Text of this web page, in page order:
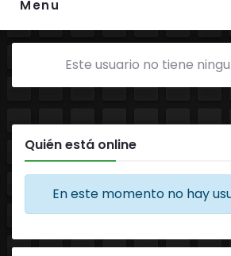
Menu
Este usuario no tiene
Quién está online
En este momento no hay